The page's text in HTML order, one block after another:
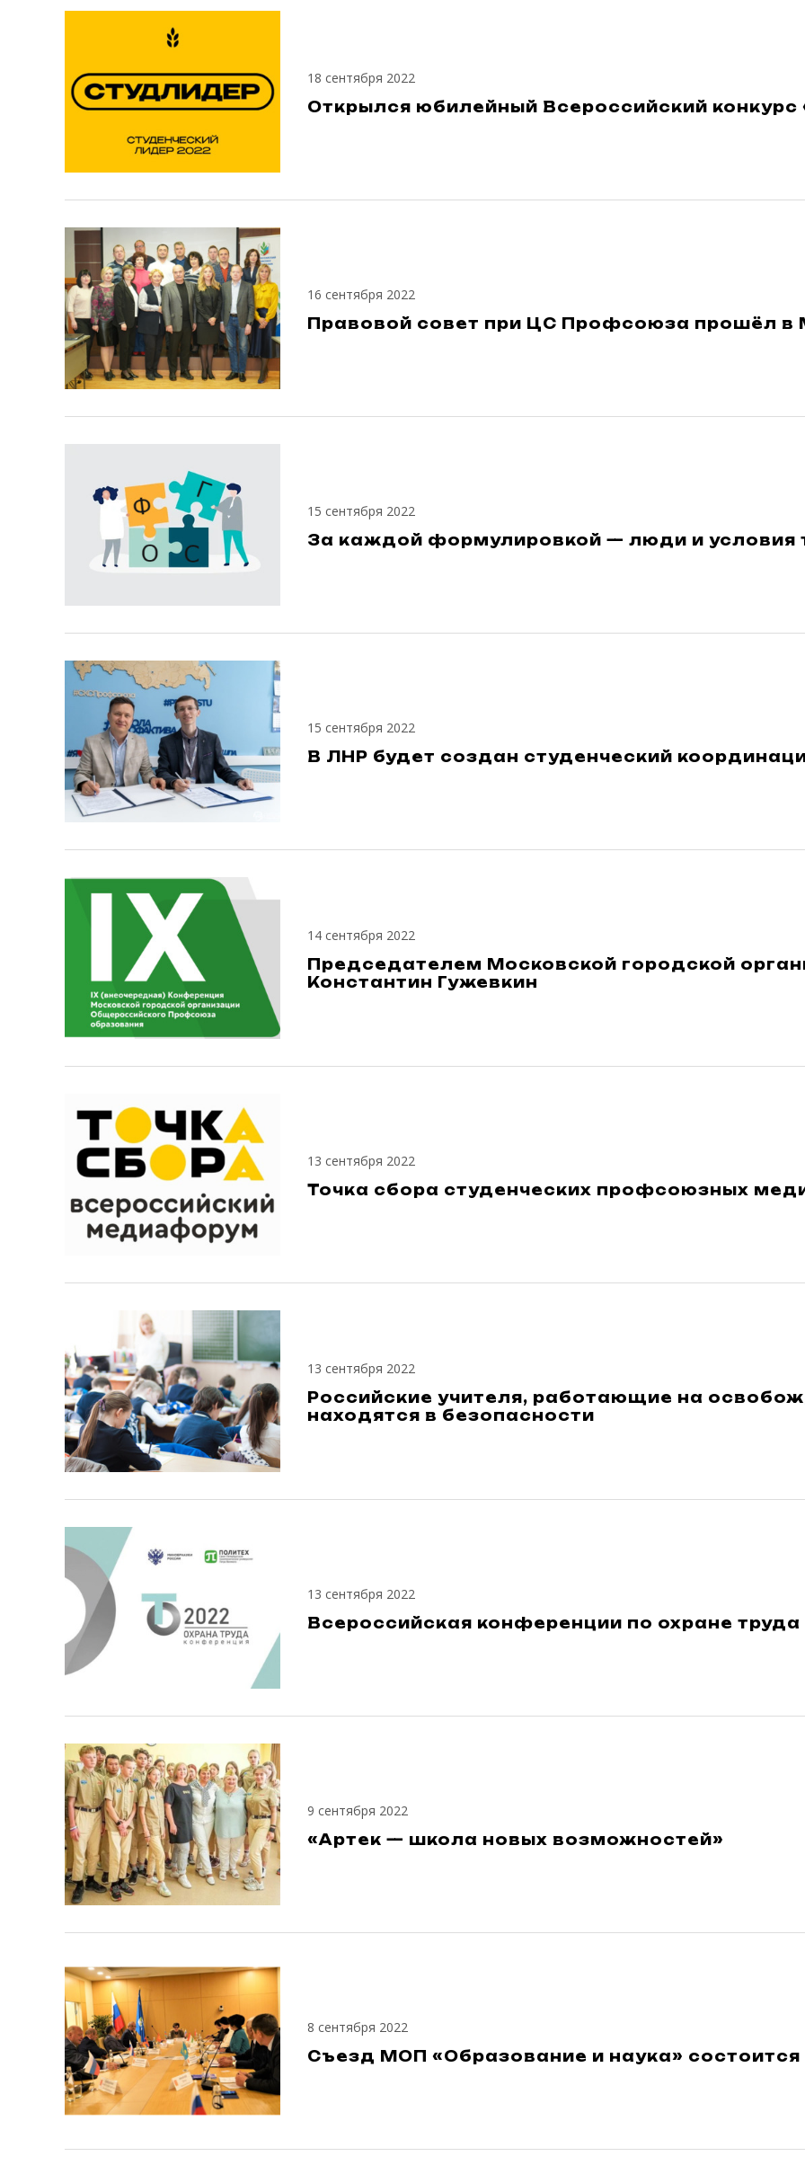
18 сентября 2022
Открылся юбилейный Всероссийский конкурс
16 сентября 2022
Правовой cовет при ЦС Профсоюза прошёл в
15 сентября 2022
За каждой формулировкой — люди и условия
15 сентября 2022
В ЛНР будет создан студенческий
14 сентября 2022
Председателем Московской городской
Константин Гужевкин
13 сентября 2022
Точка сбора студенческих профсоюзных
13 сентября 2022
Российские учителя, работающие на
находятся в безопасности
13 сентября 2022
Всероссийская конференции по охране труда
9 сентября 2022
«Артек — школа новых возможностей»
8 сентября 2022
Съезд МОП «Образование и наука» состоится